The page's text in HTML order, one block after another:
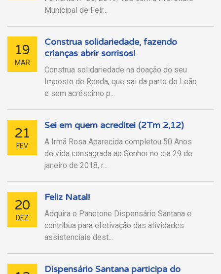
Municipal de Feir...
19
MAR
Construa solidariedade, fazendo
crianças abrir sorrisos!
Construa solidariedade na doação do seu
Imposto de Renda, que sai da parte do Leão
e sem acréscimo p...
21
FEV
Sei em quem acreditei (2Tm 2,12)
A Irmã Rosa Aparecida completou 50 Anos
de vida consagrada ao Senhor no dia 29 de
janeiro de 2018, r...
20
DEZ
Feliz Natal!
Adquira o Panetone Dispensário Santana e
contribua para efetivação das atividades
assistenciais dest...
Dispensário Santana participa do